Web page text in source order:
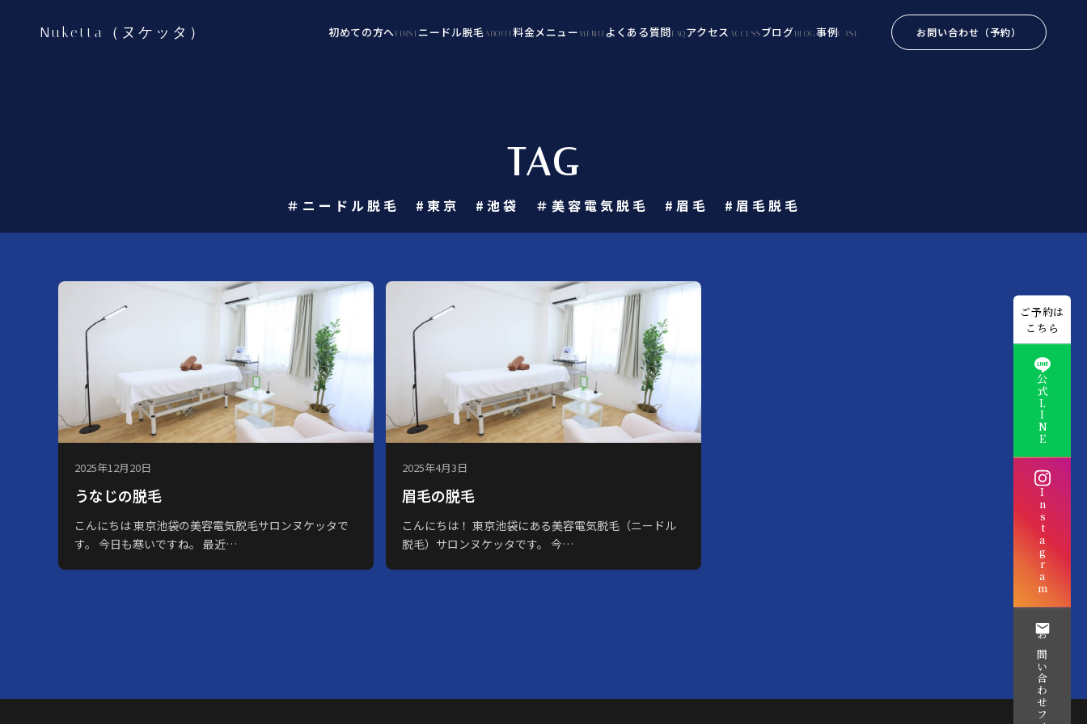
Nuketta（ヌケッタ） 初めての方へFIRST ニードル脱毛 ABOUT 料金メニュー MENU よくある質問FAQアクセス ACCESSブログBLOG事例CASE お問い合わせ （予約）
TAG
＃ニードル脱毛 #東京 #池袋 ＃美容電気脱毛 #眉毛 #眉毛脱毛
2025年12月20日
うなじの脱毛
こんにちは 東京池袋の美容電気脱毛サロンヌケッタで
す。 今日も寒いですね。 最近…
2025年4月3日
眉毛の脱毛
こんにちは！ 東京池袋にある美容電気脱毛（ニードル
脱毛）サロンヌケッタです。 今…
ご予約は
こちら
公式LINE
Instagram
お問い合わせフォーム